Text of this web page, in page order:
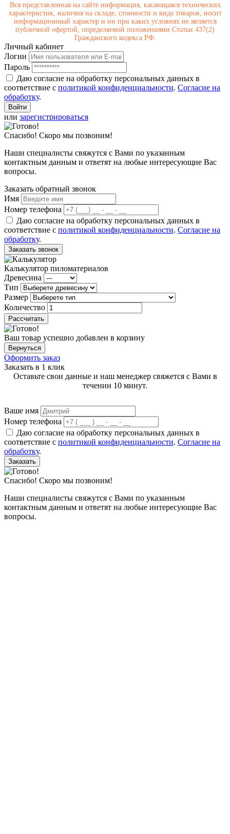
Вся представленная на сайте информация, касающаяся технических
характеристик, наличия на складе, стоимости и вида товаров, носит
информационный характер и ни при каких условиях не является
публичной офертой, определяемой положениями Статьи 437(2)
Гражданского кодекса РФ.
Личный кабинет
Логин
Пароль
Даю согласие на обработку персональных данных в
соответствие с политикой конфиденциальности. Согласие на
обработку.
или зарегистрироваться
Спасибо! Скоро мы позвоним!
Наши специалисты свяжутся с Вами по указанным
контактным данным и ответят на любые интересующие Вас
вопросы.
Заказать обратный звонок
Имя
Номер телефона
Даю согласие на обработку персональных данных в
соответствие с политикой конфиденциальности. Согласие на
обработку.
Заказать звонок
Калькулятор пиломатериалов
Древесина
Тип
Размер
Количество
Рассчитать
Ваш товар успешно добавлен в корзину
Вернуться
Оформить заказ
Заказать в 1 клик
Оставьте свои данные и наш менеджер свяжется с Вами в
течении 10 минут.
Ваше имя
Номер телефона
Даю согласие на обработку персональных данных в
соответствие с политикой конфиденциальности. Согласие на
обработку.
Заказать
Спасибо! Скоро мы позвоним!
Наши специалисты свяжутся с Вами по указанным
контактным данным и ответят на любые интересующие Вас
вопросы.